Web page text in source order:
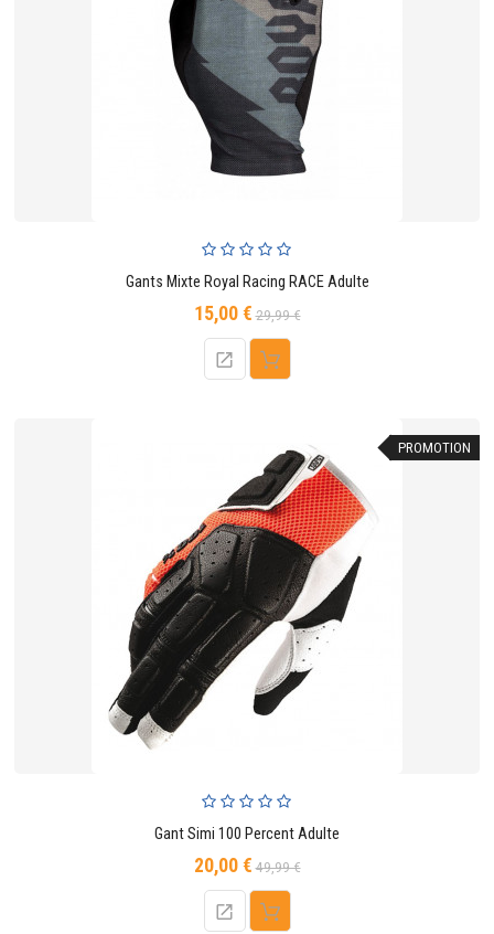
Gants Mixte Royal Racing RACE Adulte
15,00 €Prix
de
base
29,99 €Prix
PROMOTION
Gant Simi 100 Percent Adulte
20,00 €Prix
de
base
49,99 €Prix